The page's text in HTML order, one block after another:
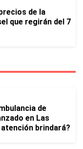
de la
que regirán del 7
de
en Las
brindará?